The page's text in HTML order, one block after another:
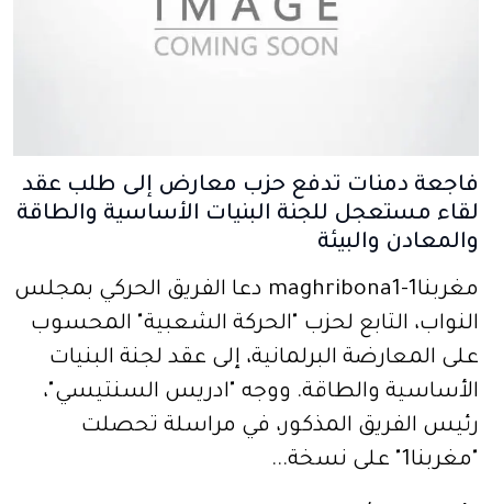
فاجعة دمنات تدفع حزب معارض إلى طلب عقد
لقاء مستعجل للجنة البنيات الأساسية والطاقة
والمعادن والبيئة
مغربنا1-maghribona1 دعا الفريق الحركي بمجلس
النواب، التابع لحزب "الحركة الشعبية" المحسوب
على المعارضة البرلمانية، إلى عقد لجنة البنيات
الأساسية والطاقة. ووجه "ادريس السنتيسي"،
رئيس الفريق المذكور، في مراسلة تحصلت
"مغربنا1" على نسخة...